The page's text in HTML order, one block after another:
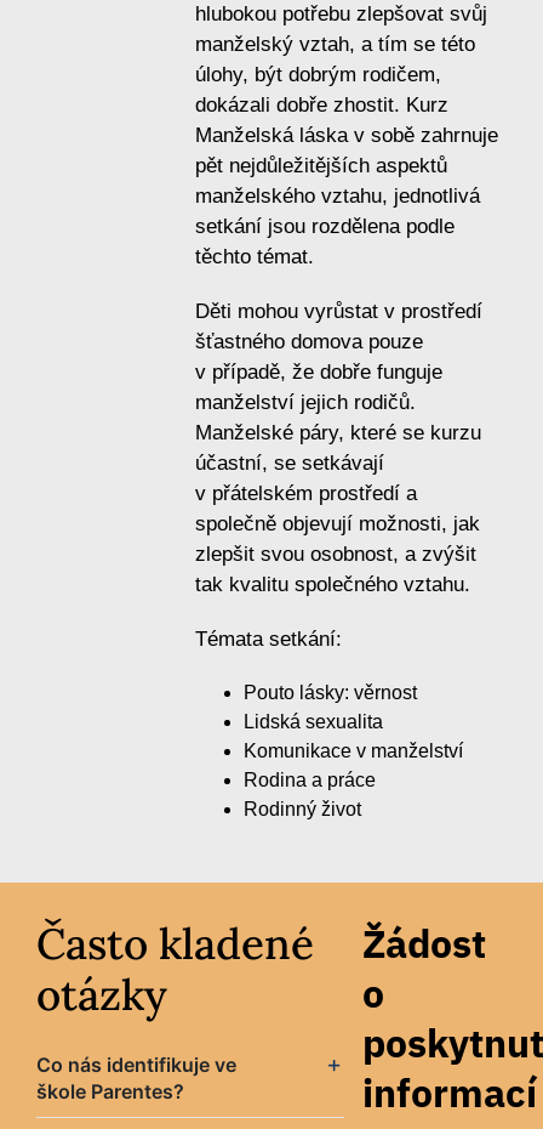
hlubokou potřebu zlepšovat svůj
manželský vztah, a tím se této
úlohy, být dobrým rodičem,
dokázali dobře zhostit. Kurz
Manželská láska v sobě zahrnuje
pět nejdůležitějších aspektů
manželského vztahu, jednotlivá
setkání jsou rozdělena podle
těchto témat.
Děti mohou vyrůstat v prostředí
šťastného domova pouze
v případě, že dobře funguje
manželství jejich rodičů.
Manželské páry, které se kurzu
účastní, se setkávají
v přátelském prostředí a
společně objevují možnosti, jak
zlepšit svou osobnost, a zvýšit
tak kvalitu společného vztahu.
Témata setkání:
Pouto lásky: věrnost
Lidská sexualita
Komunikace v manželství
Rodina a práce
Rodinný život
Často kladené
otázky
Co nás identifikuje ve
škole Parentes?
Žádost
o
informací